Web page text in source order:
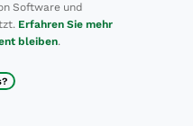
Software und
Erfahren Sie mehr
bleiben.